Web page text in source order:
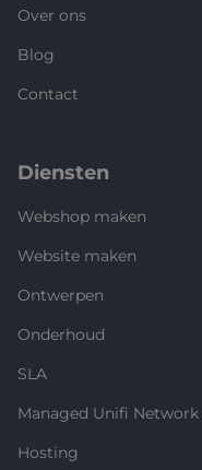
Over ons
Blog
Contact
Diensten
Webshop maken
Website maken
Ontwerpen
Onderhoud
SLA
Managed Unifi Network
Hosting